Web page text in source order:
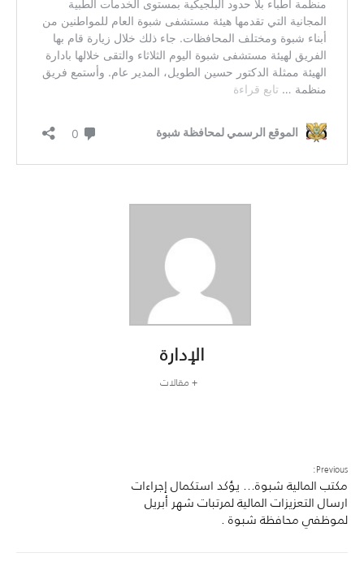
الإدارة
+ مقالات
Previous:
مكتب المالية شبوة… يؤكد استكمال إجراءات
ارسال التعزيزات المالية لمرتبات شهر أبريل
لموظفي محافظة شبوة .